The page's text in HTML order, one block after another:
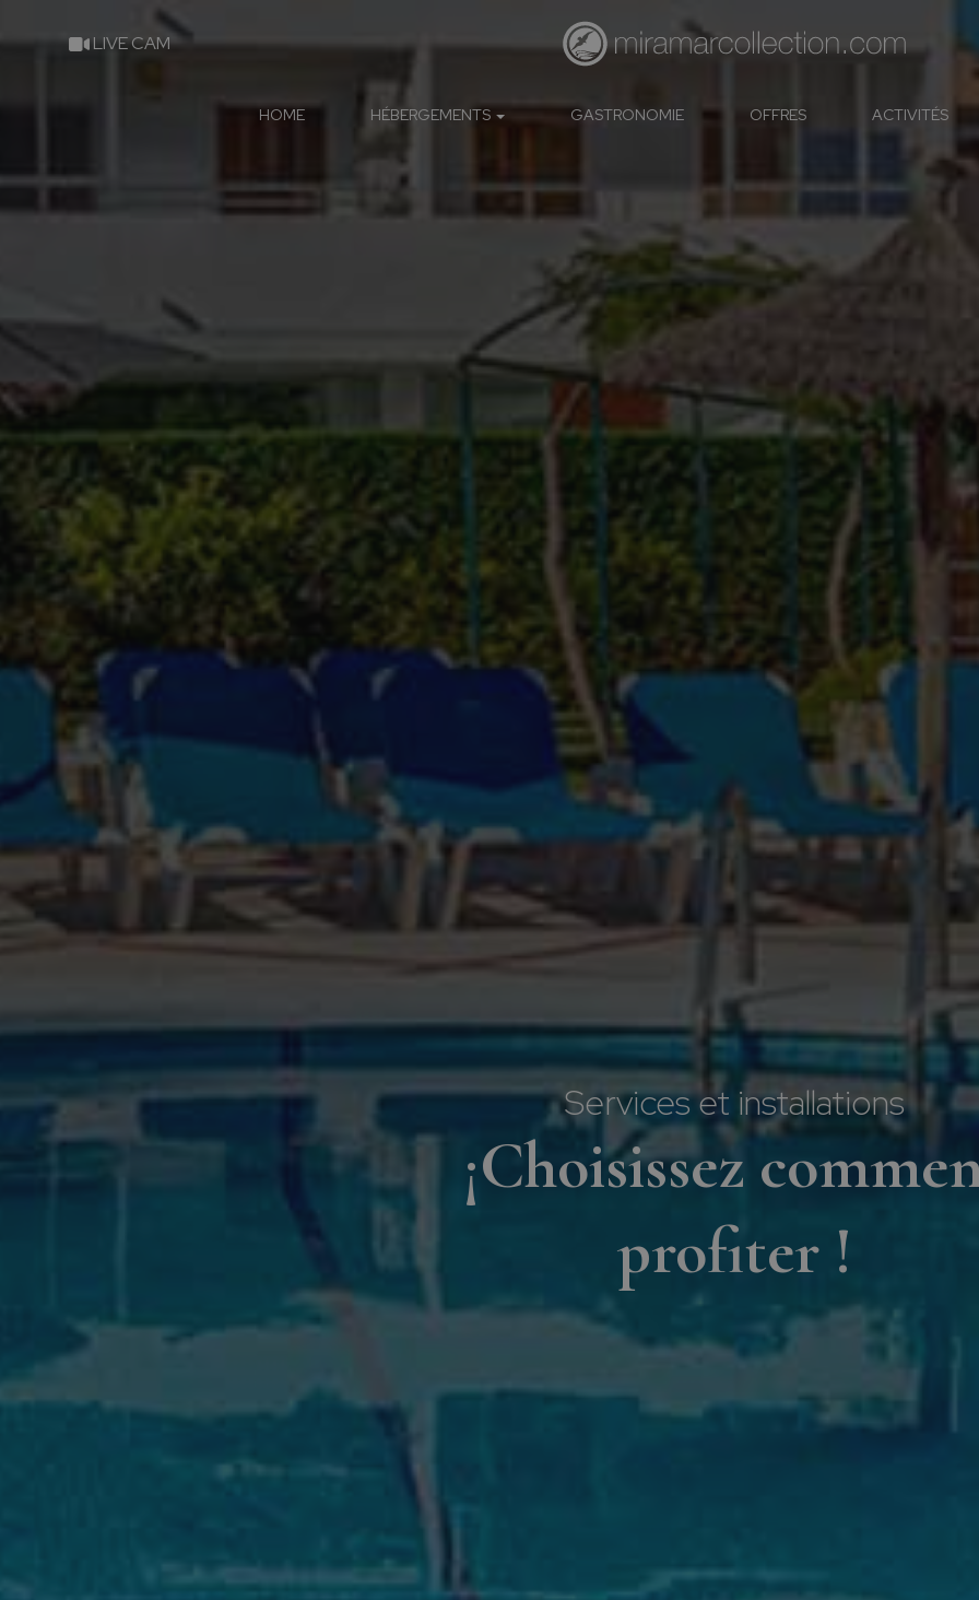
LIVE CAM
HOME HÉBERGEMENTS GASTRONOMIE OFFRES ACTIVITÉS
Services et installations
¡Choisissez
profiter !